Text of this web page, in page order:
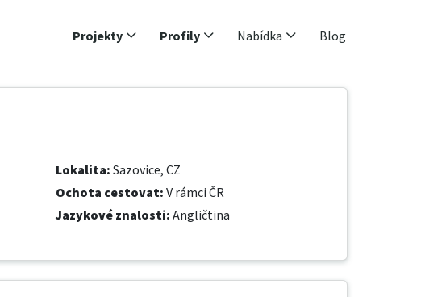
Projekty Profily Nabídka Blog
Lokalita: Sazovice, CZ
Ochota cestovat: V rámci ČR
Jazykové znalosti: Angličtina